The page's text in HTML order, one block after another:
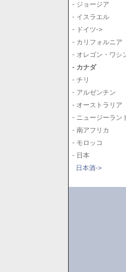
- ジョージア
- イスラエル
- ドイツ->
- カリフォルニア
- オレゴン・ワシ
- カナダ
- チリ
- アルゼンチン
- オーストラリア
- ニュージーラン
- 南アフリカ
- モロッコ
- 日本
日本酒->